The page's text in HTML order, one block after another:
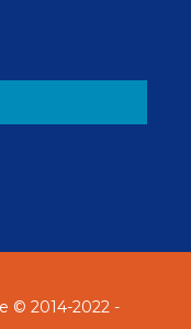
© 2014-2022 -